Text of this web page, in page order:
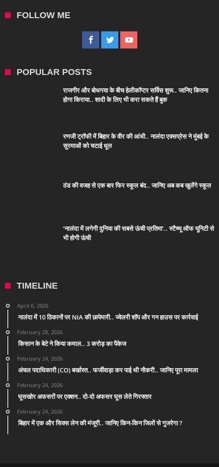
FOLLOW ME
POPULAR POSTS
राजगीर और बोधगया के बीच हेलीकॉप्टर सर्विस शुरू.. जानिए कितना
होगा किराया.. शादी के लिए भी करा सकते हैं बुक
रणजी ट्रॉफी में बिहार के वीर की आंधी.. नालंदा एक्सप्रेस ने मुंबई के
सुरमाओं को चटाई धूल
ठंड की वजह से एक बार फिर स्कूल बंद.. जानिए अब कब खुलेंगे स्कूल
‘नालंदा में लगेगी दुनिया की सबसे ऊंची प्रतिमा’.. स्टैच्यू ऑफ यूनिटी से
भी होगी ऊंची
TIMELINE
April 6, 2026
नालंदा में 10 ठिकानों पर NIA की छापेमारी.. ज्वेलरी शॉप और गन हाउस पर कार्रवाई
February 28, 2026
किसान के बेटे ने किया कमाल.. 3 करोड़ का पैकेज
February 24, 2026
अंचल पदाधिकारी (CO) बर्खास्त.. फर्जीवाड़ा कर पाई थी नौकरी.. जानिए पूरा मामला
February 24, 2026
घूसखोर अफसरों पर एक्शन.. दो-दो अफसर घूस लेते गिरफ्तार
February 24, 2026
बिहार में एक और सिक्स लेन की मंजूरी.. जानिए किन-किन जिलों से गुजरेगा ?